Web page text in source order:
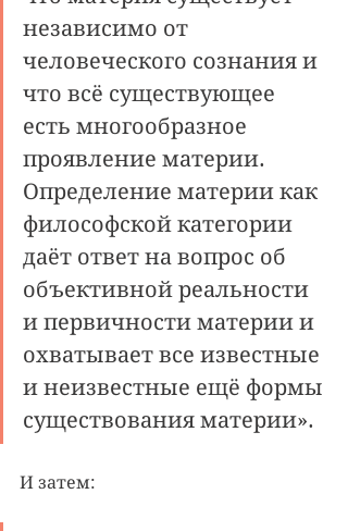
независимо от
человеческого сознания и
что всё существующее
есть многообразное
проявление материи.
Определение материи как
философской категории
даёт ответ на вопрос об
объективной реальности
и первичности материи и
охватывает все известные
и неизвестные ещё формы
существования материи».
И затем: